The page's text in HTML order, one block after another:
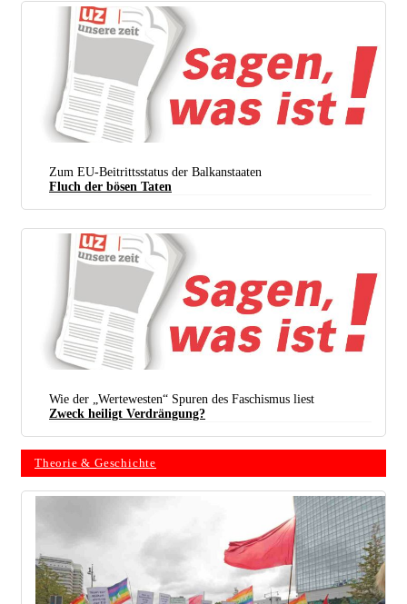
Zum EU-Beitrittsstatus der Balkanstaaten
Fluch der bösen Taten
Wie der „Wertewesten“ Spuren des Faschismus liest
Zweck heiligt Verdrängung?
Theorie & Geschichte